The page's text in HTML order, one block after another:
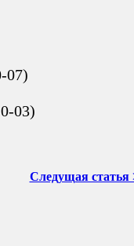
07)
03)
Следущая статья